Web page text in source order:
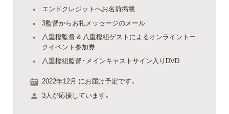
エンドクレジットへお名前掲載
3監督からお礼メッセージのメール
八重樫監督 & 八重樫組ゲストによるオンライントー
クイベント参加券
八重樫組監督・メインキャストサイン入りDVD
2022年12月 にお届け予定です。
3人が応援しています。